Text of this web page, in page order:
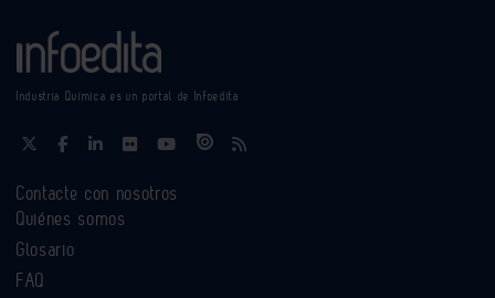
Industria Química es un portal de Infoedita
Contacte con nosotros
Quiénes somos
Glosario
FAQ